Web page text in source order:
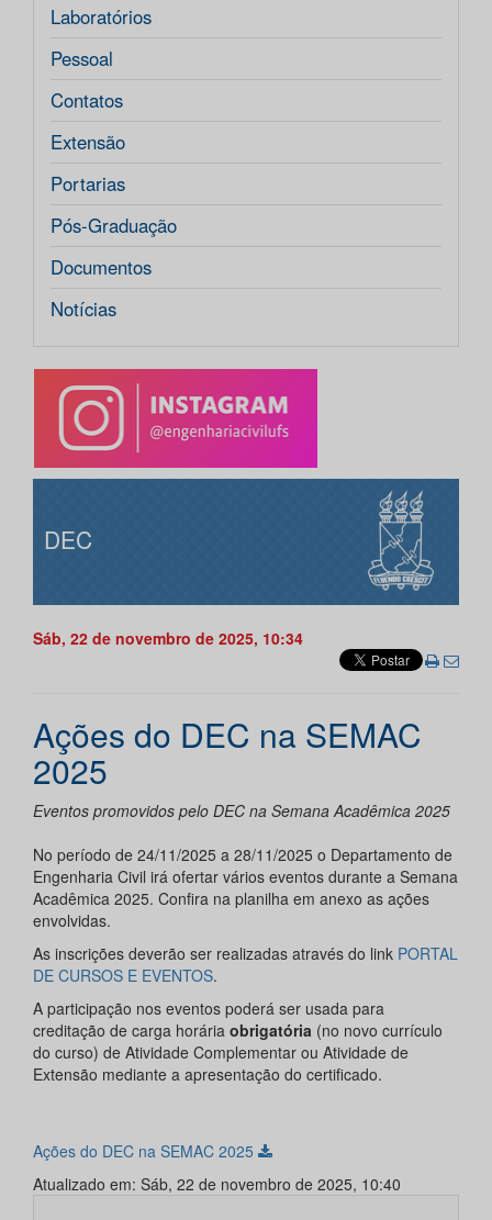
Laboratórios
Pessoal
Contatos
Extensão
Portarias
Pós-Graduação
Documentos
Notícias
DEC
Sáb, 22 de novembro de 2025, 10:34
Ações do DEC na SEMAC
2025
Eventos promovidos pelo DEC na Semana Acadêmica 2025
No período de 24/11/2025 a 28/11/2025 o Departamento de
Engenharia Civil irá ofertar vários eventos durante a Semana
Acadêmica 2025. Confira na planilha em anexo as ações
envolvidas.
As inscrições deverão ser realizadas através do link PORTAL
DE CURSOS E EVENTOS.
A participação nos eventos poderá ser usada para
creditação de carga horária obrigatória (no novo currículo
do curso) de Atividade Complementar ou Atividade de
Extensão mediante a apresentação do certificado.
Ações do DEC na SEMAC 2025
Atualizado em: Sáb, 22 de novembro de 2025, 10:40